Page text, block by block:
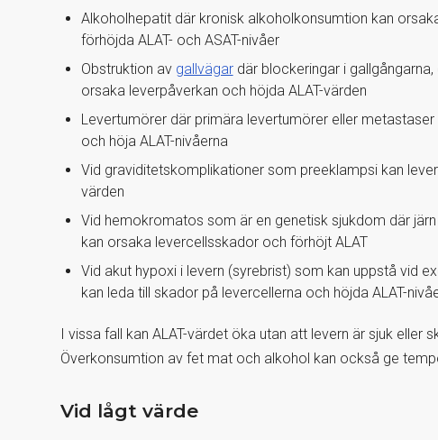
Alkoholhepatit där kronisk alkoholkonsumtion kan
förhöjda ALAT- och ASAT-nivåer
Obstruktion av gallvägardär blockeringar i
orsaka leverpåverkan och höjda ALAT-värden
Levertumörer där primära levertumörer eller
och höja ALAT-nivåerna
Vid graviditetskomplikationer som preeklampsi kan
värden
Vid hemokromatos som är en genetisk sjukdom där
kan orsaka levercellsskador och förhöjt ALAT
Vid akut hypoxi i levern (syrebrist) som kan uppstå vid
kan leda till skador på levercellerna och höjda ALAT-
I vissa fall kan ALAT-värdet öka utan att levern är sjuk eller
Överkonsumtion av fet mat och alkohol kan också ge
Vid lågt värde